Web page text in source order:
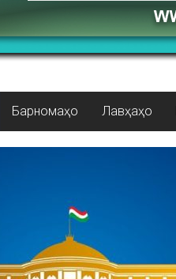
Барномаҳо Лавҳаҳо